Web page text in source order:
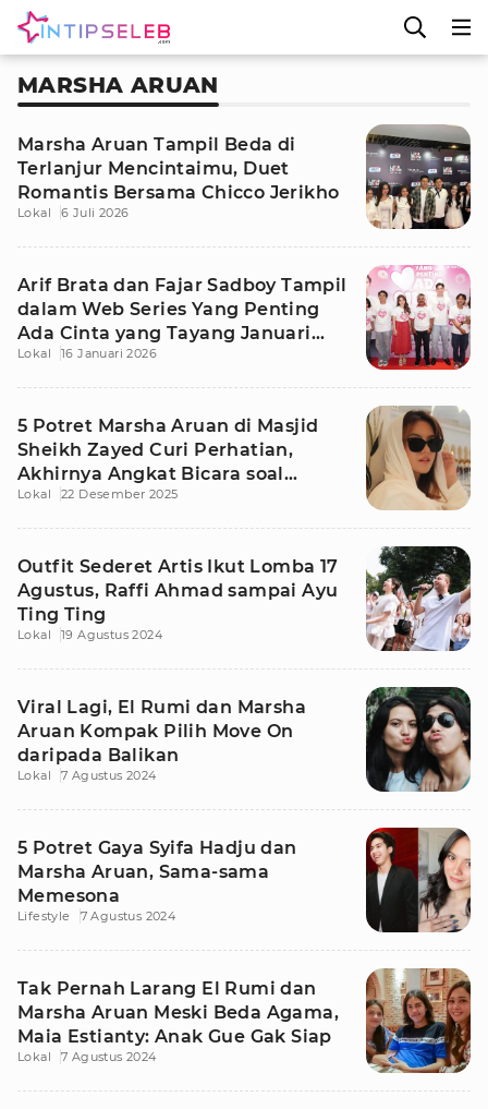
MARSHA ARUAN
Marsha Aruan Tampil Beda di
Terlanjur Mencintaimu, Duet
Romantis Bersama Chicco Jerikho
Lokal 6 Juli 2026
Arif Brata dan Fajar Sadboy Tampil
dalam Web Series Yang Penting
Ada Cinta yang Tayang Januari
2026
Lokal 16 Januari 2026
5 Potret Marsha Aruan di Masjid
Sheikh Zayed Curi Perhatian,
Akhirnya Angkat Bicara soal
Keyakinan
Lokal 22 Desember 2025
Outfit Sederet Artis Ikut Lomba 17
Agustus, Raffi Ahmad sampai Ayu
Ting Ting
Lokal 19 Agustus 2024
Viral Lagi, El Rumi dan Marsha
Aruan Kompak Pilih Move On
daripada Balikan
Lokal 7 Agustus 2024
5 Potret Gaya Syifa Hadju dan
Marsha Aruan, Sama-sama
Memesona
Lifestyle 7 Agustus 2024
Tak Pernah Larang El Rumi dan
Marsha Aruan Meski Beda Agama,
Maia Estianty: Anak Gue Gak Siap
Lokal 7 Agustus 2024